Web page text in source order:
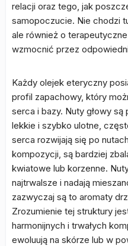
relacji oraz tego, jak
samopoczucie. Nie chodzi
ale również o
wzmocnić przez
Każdy olejek eteryczny
profil zapachowy, który
serca i bazy. Nuty głowy
lekkie i szybko ulotne,
serca rozwijają się po
kompozycji, są bardziej
kwiatowe lub korzenne.
najtrwalsze i nadają
zazwyczaj są to aromaty
Zrozumienie tej struktury
harmonijnych i trwałych
ewoluują na skórze lub w